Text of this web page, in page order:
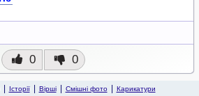
0 0
Історії Вірші Смішні фото Карикатури